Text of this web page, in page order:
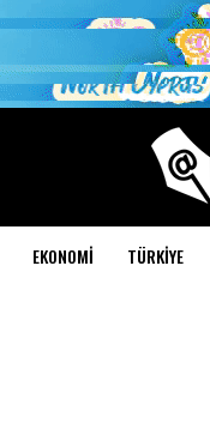
EKONOMI TÜRKIYE